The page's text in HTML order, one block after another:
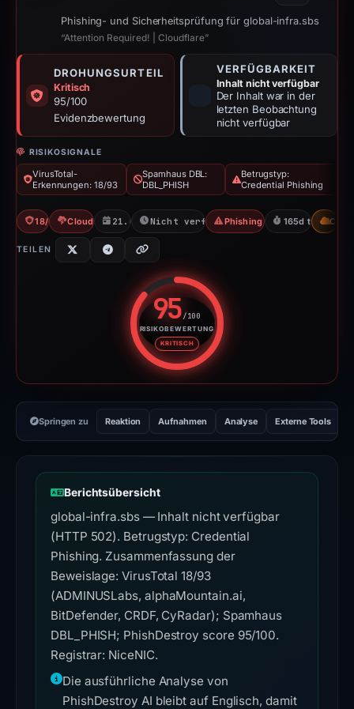
Phishing- und Sicherheitsprüfung für global-infra.sbs
“Attention Required! | Cloudflare”
DROHUNGSURTEIL
Kritisch
95/100
Evidenzbewertung
VERFÜGBARKEIT
Inhalt nicht verfügbar
Der Inhalt war in der
letzten Beobachtung
nicht verfügbar
RISIKOSIGNALE
VirusTotal-
Erkennungen: 18/93
Spamhaus DBL:
DBL_PHISH
Betrugstyp:
Credential Phishing
18/93 VTCloudflare Banned
21.01.2026Nicht verfügbar seit 05.07.2026
Phishing nach Zugangsdaten
165d to CDN
TEILEN
95/100
RISIKOBEWERTUNG
KRITISCH
Risikobewertung: 95 von
Springen zu Reaktion Aufnahmen Analyse Externe Tools
Berichtsübersicht
global-infra.sbs — Inhalt nicht verfügbar
(HTTP 502). Betrugstyp: Credential
Phishing. Zusammenfassung der
Beweislage: VirusTotal 18/93
(ADMINUSLabs, alphaMountain.ai,
BitDefender, CRDF, CyRadar); Spamhaus
DBL_PHISH; PhishDestroy score 95/100.
Registrar: NiceNIC.
Die ausführliche Analyse von
PhishDestroy AI bleibt auf Englisch, damit